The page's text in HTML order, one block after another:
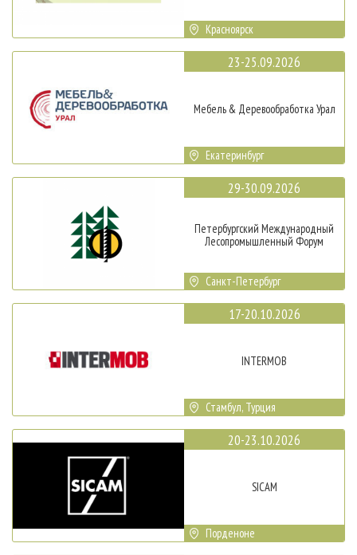
Красноярск
23-25.09.2026
Мебель & Деревообработка Урал
Екатеринбург
29-30.09.2026
Петербургский Международный
Лесопромышленный Форум
Санкт-Петербург
17-20.10.2026
INTERMOB
Стамбул, Турция
20-23.10.2026
SICAM
Порденоне